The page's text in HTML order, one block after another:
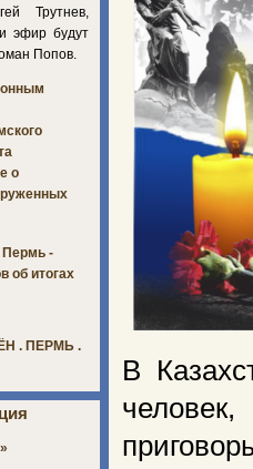
В
Трутнев,
эфир будут
Попов.
о
Пермь -
об итогах
. ПЕРМЬ .